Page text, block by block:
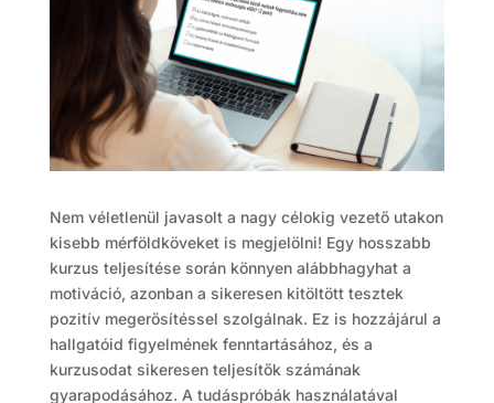
Nem véletlenül javasolt a nagy célokig vezető utakon
kisebb mérföldköveket is megjelölni! Egy hosszabb
kurzus teljesítése során könnyen alábbhagyhat a
motiváció, azonban a sikeresen kitöltött tesztek
pozitív megerősítéssel szolgálnak. Ez is hozzájárul a
hallgatóid figyelmének fenntartásához, és a
kurzusodat sikeresen teljesítők számának
gyarapodásához. A tudáspróbák használatával